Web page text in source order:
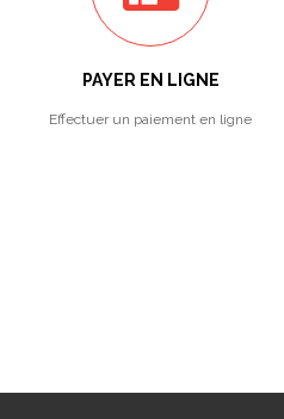
PAYER EN LIGNE
Effectuer un paiement en ligne